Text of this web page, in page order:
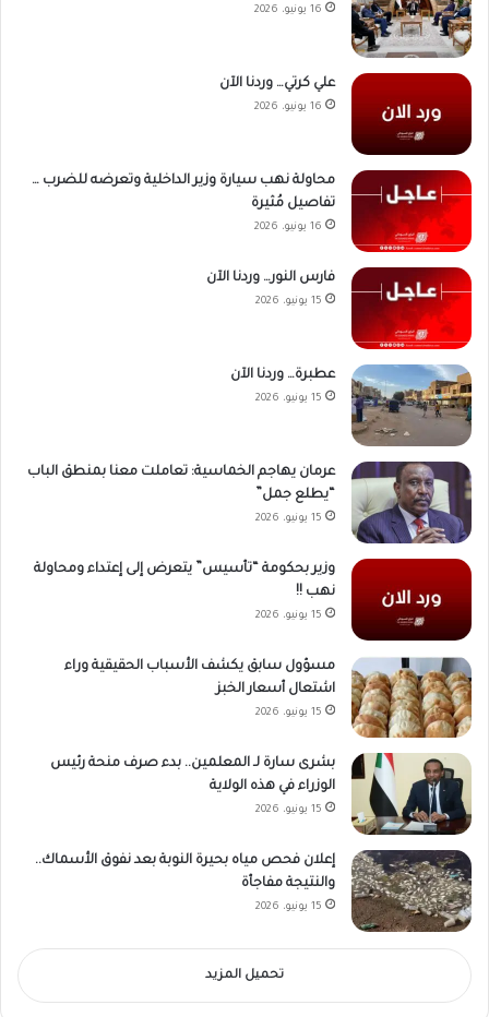
16 يونيو، 2026
علي كرتي… وردنا الآن
16 يونيو، 2026
محاولة نهب سيارة وزير الداخلية وتعرضه للضرب …
تفاصيل مُثيرة
16 يونيو، 2026
فارس النور… وردنا الآن
15 يونيو، 2026
عطبرة… وردنا الآن
15 يونيو، 2026
عرمان يهاجم الخماسية: تعاملت معنا بمنطق الباب
“يطلع جمل”
15 يونيو، 2026
وزير بحكومة “تأسيس” يتعرض إلى إعتداء ومحاولة
نهب !!
15 يونيو، 2026
مسؤول سابق يكشف الأسباب الحقيقية وراء
اشتعال أسعار الخبز
15 يونيو، 2026
بشرى سارة لـ المعلمين.. بدء صرف منحة رئيس
الوزراء في هذه الولاية
15 يونيو، 2026
إعلان فحص مياه بحيرة النوبة بعد نفوق الأسماك..
والنتيجة مفاجأة
15 يونيو، 2026
تحميل المزيد